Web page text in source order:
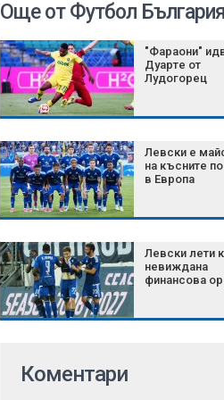
Още от Футбол България
"Фараони"
Дуарте от
Лудогорец
Левски е
на късните
в Европа
Левски лети
невиждана
финансова
Само в евро:
август
Радев
космически
отказват
преговори
икономически
Коментари